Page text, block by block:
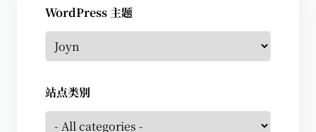
WordPress 主题
站点类别